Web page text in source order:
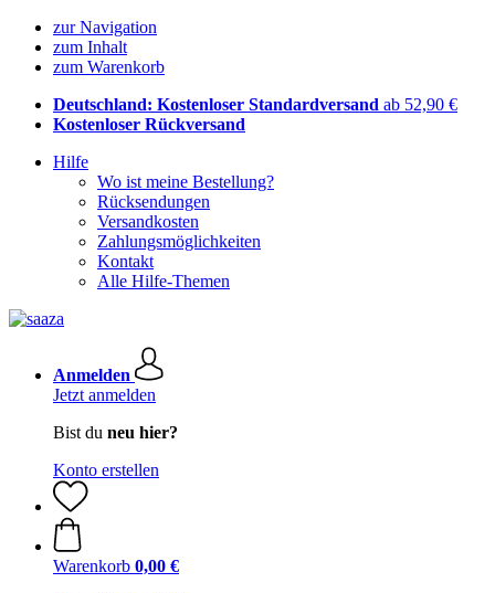
zur Navigation
zum Inhalt
zum Warenkorb
Deutschland: Kostenloser Standardversand ab 52,90 €
Kostenloser Rückversand
Hilfe
Wo ist meine Bestellung?
Rücksendungen
Versandkosten
Zahlungsmöglichkeiten
Kontakt
Alle Hilfe-Themen
Anmelden
Jetzt anmelden
Bist du neu hier?
Konto erstellen
Warenkorb 0,00 €